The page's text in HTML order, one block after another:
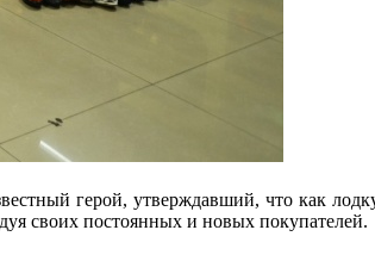
герой, утверждавший, что как
своих постоянных и новых покупателей.